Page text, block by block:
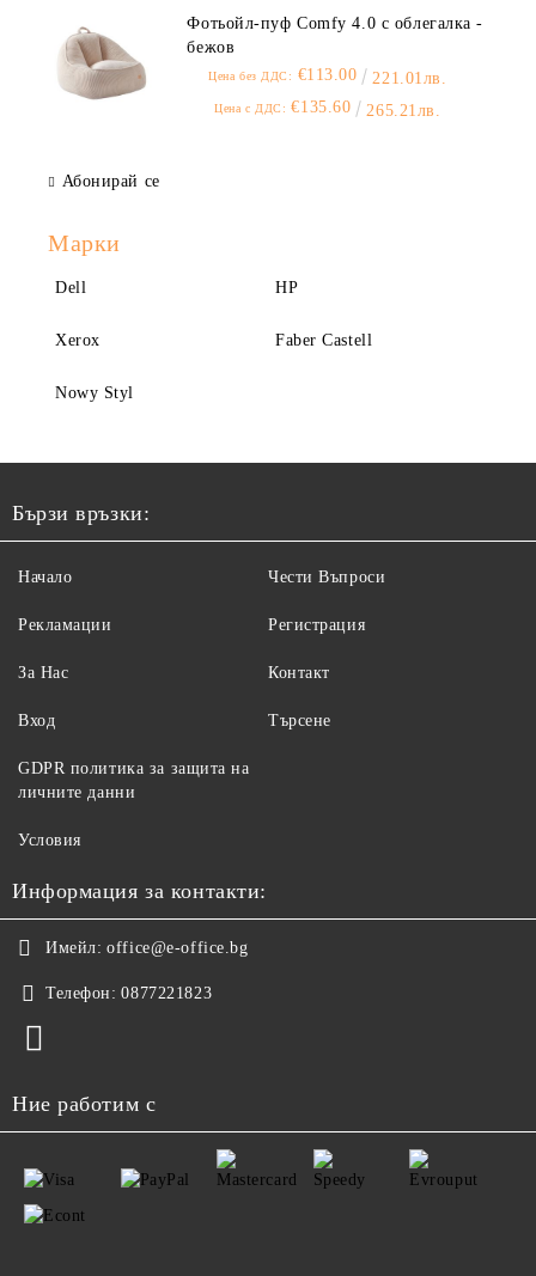
Фотьойл-пуф Comfy 4.0 с облегалка -
бежов
Цена без ДДС: €113.00 221.01лв.
Цена с ДДС: €135.60 265.21лв.
Абонирай се
Марки
Dell HP
Xerox Faber Castell
Nowy Styl
Бързи връзки:
Начало
Рекламации
За Нас
Вход
Чести Въпроси
Регистрация
Контакт
Търсене
GDPR политика за защита на
личните данни
Условия
Информация за контакти:
Имейл: office@e-office.bg
Телефон: 0877221823
Ние работим с